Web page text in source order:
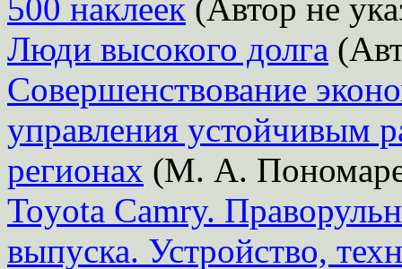
500 наклеек (Автор не
Люди высокого долга
Совершенствование
управления устойчивым
регионах (М. А.
Toyota Camry.
выпуска. Устройство,